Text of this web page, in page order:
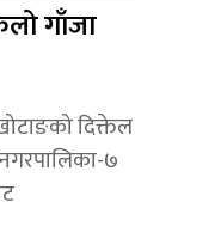
गाँजा
दिक्तेल
७